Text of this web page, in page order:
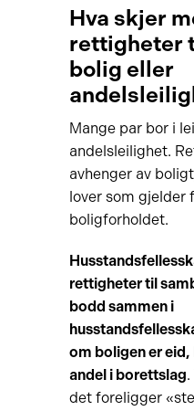
Hva skjer
rettigheter
bolig eller
Mange par bor i
andelsleilighet.
avhenger av
lover som gjelder
boligforholdet.
rettigheter til
bodd sammen i
om boligen er eid,
andel i borettslag
det foreligger